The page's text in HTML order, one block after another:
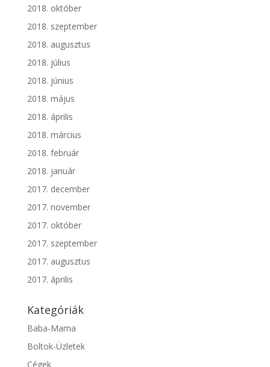
2018. október
2018. szeptember
2018. augusztus
2018. július
2018. június
2018. május
2018. április
2018. március
2018. február
2018. január
2017. december
2017. november
2017. október
2017. szeptember
2017. augusztus
2017. április
Kategóriák
Baba-Mama
Boltok-Üzletek
Cégek